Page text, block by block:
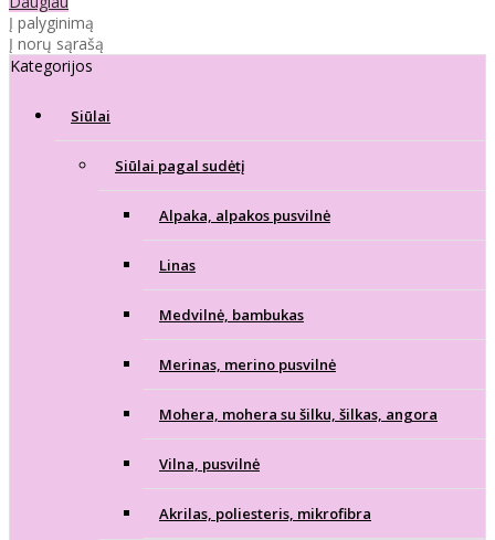
Į palyginimą
Į norų sąrašą
Kategorijos
Siūlai
Siūlai pagal sudėtį
Alpaka, alpakos pusvilnė
Linas
Medvilnė, bambukas
Merinas, merino pusvilnė
Mohera, mohera su šilku, šilkas, angora
Vilna, pusvilnė
Akrilas, poliesteris, mikrofibra